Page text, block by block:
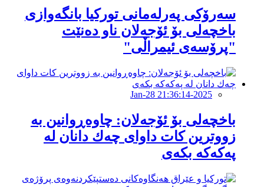
سەرۆکی پەرلەمانی تورکیا بانگەوازی
باخچەلی بۆ ئۆجەلان ناو دەنێت
"پرۆسەی ئیمراڵی"
2025-Jan-28 21:36:14
باخچەلی بۆ ئۆجەلان: چاوەڕوانین بە
زووترین کات داوای چەك دانان لە
پەكەكە بكەی